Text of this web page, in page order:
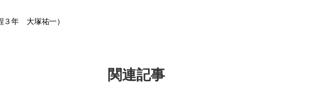
３年 大塚祐一）
関連記事